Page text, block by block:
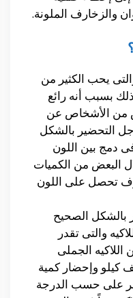
والزخارف الملونة.
يحب الكثير من
بسبب أنه رائع
من الأشخاص عن
التحضير بالشكل
دمج بين اللون
البعض من الكميات
تحصل على اللون
بالشكل الصحيح
والتى تقدر
من اللاكيه الجملى
كيلو وإحضار كمية
على حسب الدرجة